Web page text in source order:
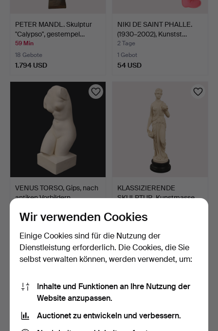
PETER MANDL. Skulptur
"Calypso", gestempel…
59 Min
18 Gebote
1.794 USD
NIKI DE SAINT PHALLE.
(1930–2002), Kunstst…
2 Tage
1 Gebot
54 USD
VENUS TORSO, Gips, nach
antiken Vorbildern…
6 Gebote
KLASSIZIERENDE
SKULPTUR, Kunstmasse,
3 Gebote
Wir verwenden Cookies
Einige Cookies sind für die Nutzung der
Dienstleistung erforderlich. Die Cookies, die Sie
selbst verwalten können, werden verwendet, um:
Inhalte und Funktionen an Ihre Nutzung der
Website anzupassen.
Auctionet zu entwickeln und verbessern.